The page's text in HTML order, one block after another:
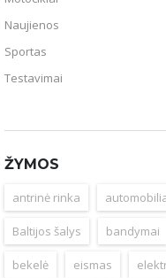
Naujienos
Sportas
Testavimai
ŽYMOS
antrinė rinka
Baltijos šalys bandymai
bekelė eismas